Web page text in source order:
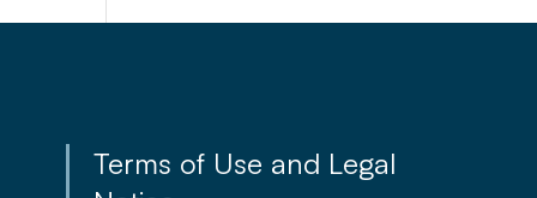
Terms of Use and Legal